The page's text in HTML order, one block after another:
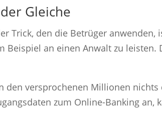
Gleiche
Trick, den die Betrüger
Beispiel an einen Anwalt zu
den versprochenen Millionen
zum Online-Banking